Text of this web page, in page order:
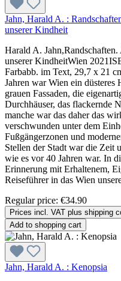
Jahn, Harald A. :
unserer Kindheit
Harald A.
unserer KindheitWien
Farbabb. im Text, 29,7 x 21
Jahren war Wien ein düsteres
grauen Fassaden, die
Durchhäuser, das flackernde
manche war das daher das
verschwunden unter dem
Fußgängerzonen und
Stellen der Stadt war die Zeit
wie es vor 40 Jahren war. In
Erinnerung mit Erhaltenem,
Reiseführer in das Wien
Regular price: €34.90
Prices incl. VAT plus shipping
Add to shopping cart
Jahn, Harald A. : Kenopsia